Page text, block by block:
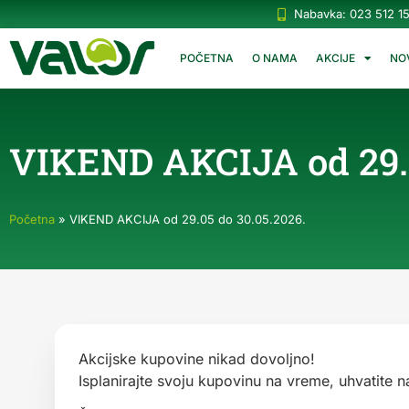
Nabavka: 023 512
POČETNA O NAMA AKCIJE
VIKEND AKCIJA od
Početna » VIKEND AKCIJA od 29.05 do 30.05.2026.
Akcijske kupovine nikad dovoljno!
Isplanirajte svoju kupovinu na vreme, uhvatite